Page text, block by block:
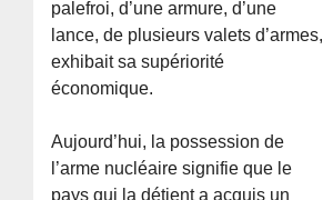
palefroi, d’une armure, d’une
lance, de plusieurs valets d’armes,
exhibait sa supériorité
économique.
Aujourd’hui, la possession de
l’arme nucléaire signifie que le
pays qui la détient a acquis un